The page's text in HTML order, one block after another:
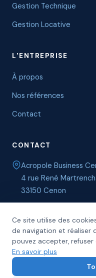
Gestion Technique
Gestion Locative
L'ENTREPRISE
À propos
Nos références
Contact
CONTACT
Acropole Business
4 rue René
33150 Cenon
contact@gesprim-
Ce site utilise des
de navigation et réaliser
pouvez accepter,
En savoir plus